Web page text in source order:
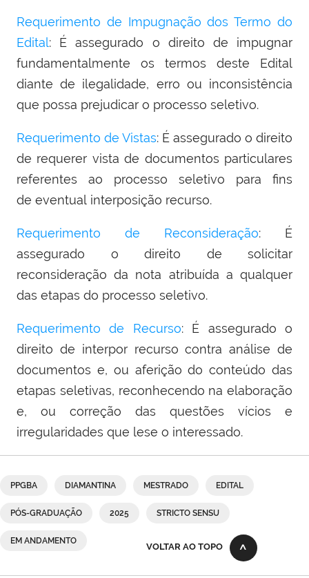
Requerimento de Impugnação dos Termo do
Edital: É assegurado o direito de impugnar
fundamentalmente os termos deste Edital
diante de ilegalidade, erro ou inconsistência
que possa prejudicar o processo seletivo.
Requerimento de Vistas: É assegurado o direito
de requerer vista de documentos particulares
referentes ao processo seletivo para fins
de eventual interposição recurso.
Requerimento de Reconsideração: É
assegurado o direito de solicitar
reconsideração da nota atribuída a qualquer
das etapas do processo seletivo.
Requerimento de Recurso: É assegurado o
direito de interpor recurso contra análise de
documentos e, ou aferição do conteúdo das
etapas seletivas, reconhecendo na elaboração
e, ou correção das questões vícios e
irregularidades que lese o interessado.
PPGBA DIAMANTINA MESTRADO EDITAL
PÓS-GRADUAÇÃO 2025 STRICTO SENSU
EM ANDAMENTO
VOLTAR AO TOPO